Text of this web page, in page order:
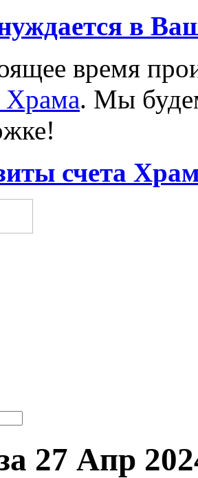
в
время
Храма. Мы
счета
27 Апр